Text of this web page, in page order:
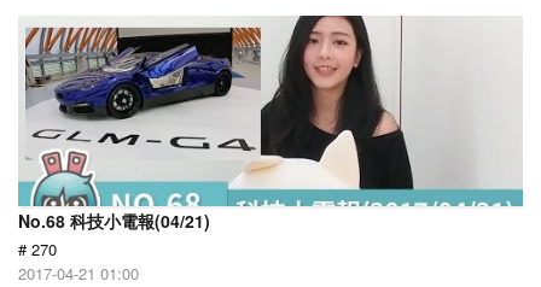
No.68 科技小電報(04/21)
# 270
2017-04-21 01:00